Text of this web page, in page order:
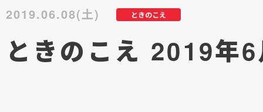
ときのこえ
2019.06.08(土)
ときのこえ 2019年